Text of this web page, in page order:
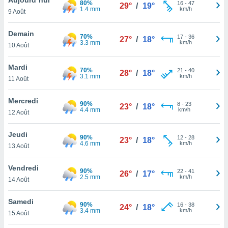
et
»,
au
vous
qu'ils
ou
le
ainsi
un
la
du
9 Août
80%
1.4 mm
29° / 19° 16- 47
km/h
Demain
10 Août
70%
3.3 mm
27° / 18° 17- 36
km/h
Mardi
11 Août
70%
3.1 mm
28° / 18° 21 - 40
km/h
Mercredi
12 Août
90%
4.4 mm
23° / 18° 8- 23
km/h
Jeudi
13 Août
90%
4.6 mm
23° / 18° 12- 28
km/h
Vendredi
14 Août
90%
2.5 mm
26° / 17° 22- 41
km/h
Samedi
15 Août
90%
3.4 mm
24° / 18° 16- 38
km/h